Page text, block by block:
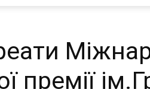
премії